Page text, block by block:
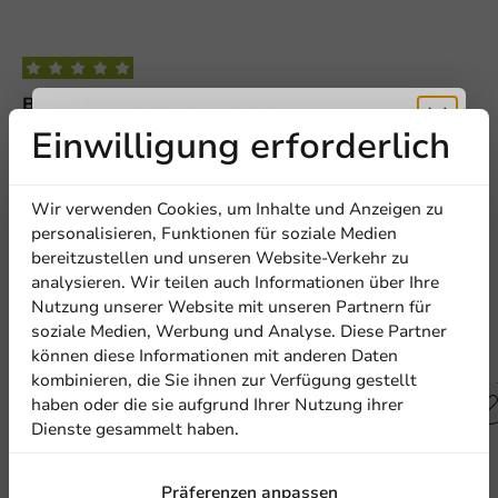
Be the first to write a review
Versiegelungsrahmen/Integration CPET-Schale 171x127mm
Eine Bewertung schreiben
Andere Produkte in dieser Serie
Einwilligung erforderlich
Wir verwenden Cookies, um Inhalte und Anzeigen zu
personalisieren, Funktionen für soziale Medien
bereitzustellen und unseren Website-Verkehr zu
analysieren. Wir teilen auch Informationen über Ihre
Nutzung unserer Website mit unseren Partnern für
soziale Medien, Werbung und Analyse. Diese Partner
können diese Informationen mit anderen Daten
kombinieren, die Sie ihnen zur Verfügung gestellt
haben oder die sie aufgrund Ihrer Nutzung ihrer
Dienste gesammelt haben.
Präferenzen anpassen
Erhalten Sie
5% Rabatt
Abonnieren Sie unseren
Newsletter!